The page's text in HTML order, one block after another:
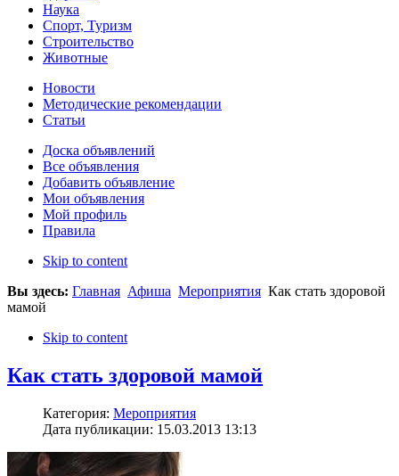
Наука
Спорт, Туризм
Строительство
Животные
Новости
Методические рекомендации
Статьи
Доска объявлений
Все объявления
Добавить объявление
Мои объявления
Мой профиль
Правила
Skip to content
Вы здесь: Главная Афиша Мероприятия Как стать здоровой
мамой
Skip to content
Как стать здоровой мамой
Категория: Мероприятия
Дата публикации: 15.03.2013 13:13